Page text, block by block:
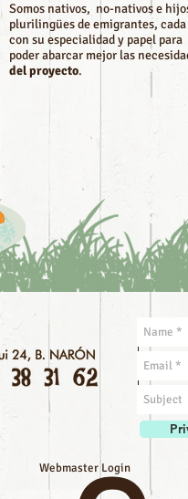
Somos nativos, no-nativos e
plurilingües de emigrantes,
con su especialidad y papel para
poder abarcar mejor las
del proyecto.
Webmaster Login